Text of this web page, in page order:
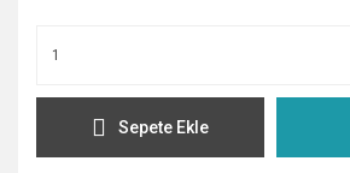
Sepete Ekle